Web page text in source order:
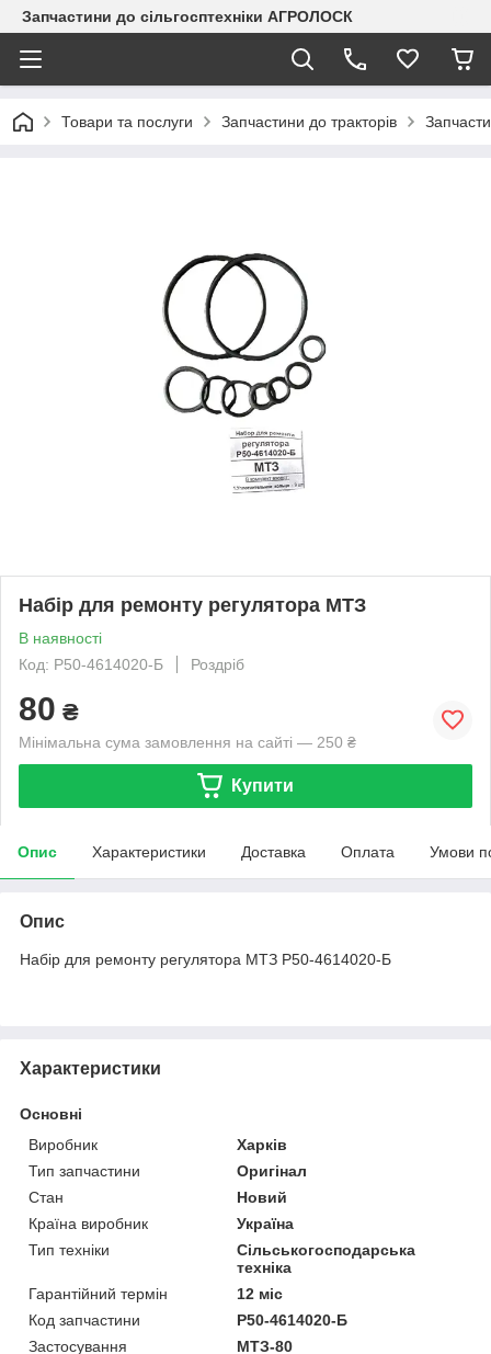
Запчастини до сільгосптехніки АГРОЛОСК
Товари та послуги Запчастини до тракторів
Набір для ремонту регулятора МТЗ
В наявності
Код: Р50-4614020-Б
Роздріб
80 ₴
Мінімальна сума замовлення на сайті — 250 ₴
Купити
Опис Характеристики Доставка Оплата Умови
Опис
Набір для ремонту регулятора МТЗ Р50-4614020-Б
Характеристики
Основні
Виробник
Харків
Тип запчастини
Оригінал
Стан
Новий
Країна виробник
Україна
Тип техніки
Сільськогосподарська
техніка
Гарантійний термін
12 міс
Код запчастини
Р50-4614020-Б
Застосування
МТЗ-80